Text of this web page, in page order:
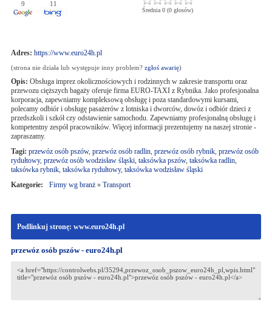
9 11
Średnia 0 (0 głosów)
Adres: https://www.euro24h.pl
(strona nie działa lub występuje inny problem? zgłoś awarię)
Opis: Obsługa imprez okolicznościowych i rodzinnych w zakresie transportu oraz
przewozu cięższych bagaży oferuje firma EURO-TAXI z Rybnika. Jako profesjonalna
korporacja, zapewniamy kompleksową obsługę i poza standardowymi kursami,
polecamy odbiór i obsługę pasażerów z lotniska i dworców, dowóz i odbiór dzieci z
przedszkoli i szkół czy odstawienie samochodu. Zapewniamy profesjonalną obsługę i
kompetentny zespół pracowników. Więcej informacji prezentujemy na naszej stronie -
zapraszamy.
Tagi: przewóz osób pszów, przewóz osób radlin, przewóz osób rybnik, przewóz osób
rydułtowy, przewóz osób wodzisław śląski, taksówka pszów, taksówka radlin,
taksówka rybnik, taksówka rydułtowy, taksówka wodzisław śląski
Kategorie:
Firmy wg branż» Transport
Podlinkuj stronę: www.euro24h.pl
przewóz osób pszów - euro24h.pl